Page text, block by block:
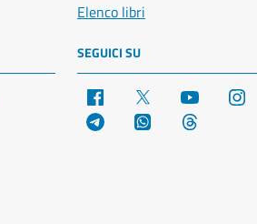
Elenco libri
SEGUICI SU
Facebook YouTube
Telegram WhatsApp